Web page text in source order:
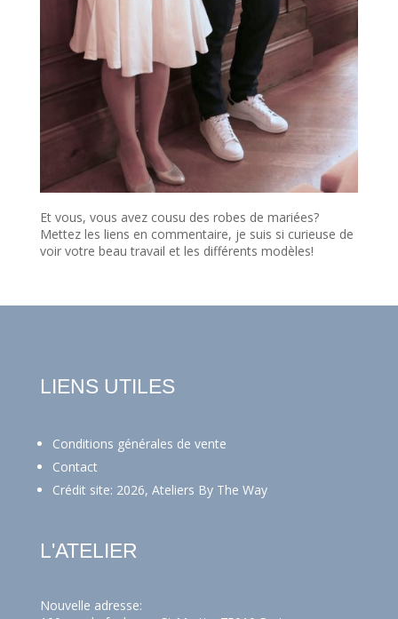
Et vous, vous avez cousu des robes de mariées?
Mettez les liens en commentaire, je suis si curieuse de
voir votre beau travail et les différents modèles!
LIENS UTILES
Conditions générales de vente
Contact
Crédit site: 2026, Ateliers By The Way
L'ATELIER
Nouvelle adresse: